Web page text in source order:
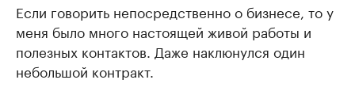
Если говорить непосредственно о бизнесе, то у
меня было много настоящей живой работы и
полезных контактов. Даже наклюнулся один
небольшой контракт.